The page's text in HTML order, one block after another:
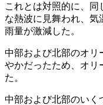
これとは対照的に、同
な熱波に見舞われ、気
雨量が激減した。
中部および北部のオリ
やかだったため、オリ
た。
中部および北部のいく